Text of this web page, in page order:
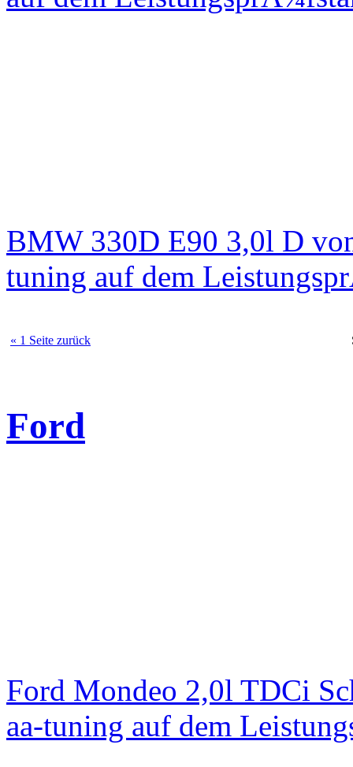
BMW 330D E90 3,0l D
tuning auf dem
« 1 Seite zurück
Ford
Ford Mondeo 2,0l TDCi
aa-tuning auf dem